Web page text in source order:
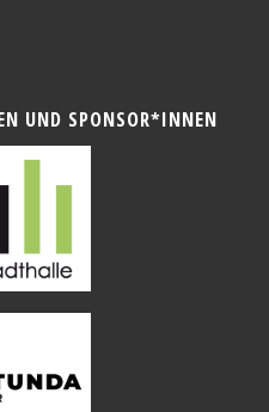
UND SPONSOR*INNEN